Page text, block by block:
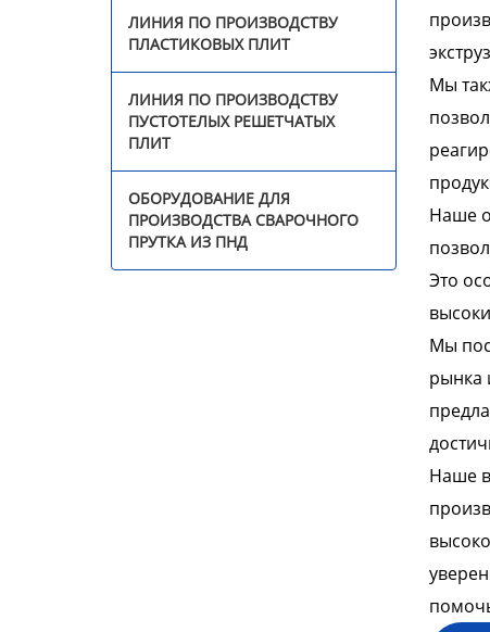
ЛИНИЯ ПО ПРОИЗВОДСТВУ
ПЛАСТИКОВЫХ ПЛИТ
ЛИНИЯ ПО ПРОИЗВОДСТВУ
ПУСТОТЕЛЫХ РЕШЕТЧАТЫХ
ПЛИТ
ОБОРУДОВАНИЕ ДЛЯ
ПРОИЗВОДСТВА СВАРОЧНОГО
ПРУТКА ИЗ ПНД
Мы
Наше
Это
Мы
рынка
Наше